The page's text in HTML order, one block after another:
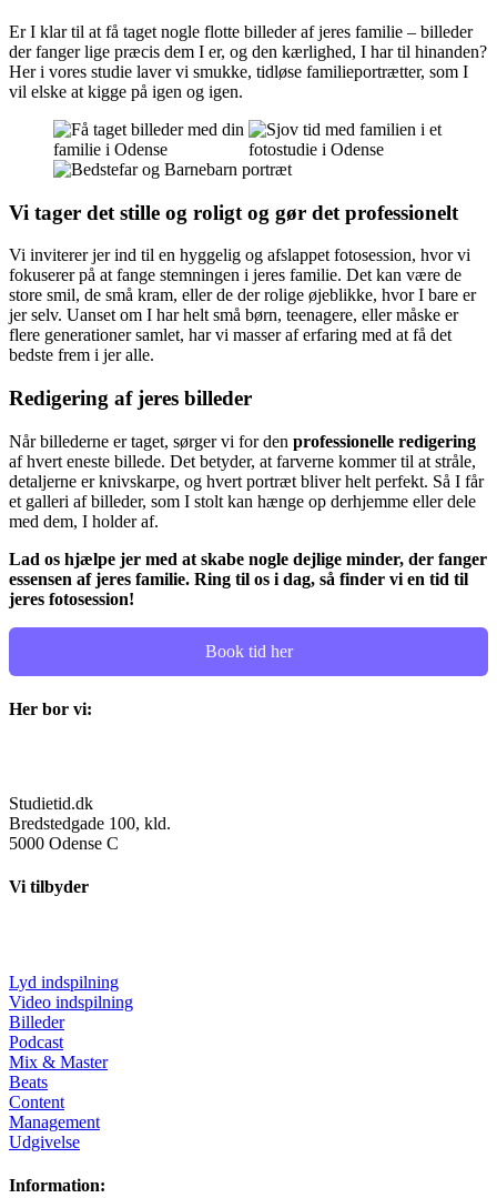
Er I klar til at få taget nogle flotte billeder af jeres familie – billeder
der fanger lige præcis dem I er, og den kærlighed, I har til hinanden?
Her i vores studie laver vi smukke, tidløse familieportrætter, som I
vil elske at kigge på igen og igen.
Vi tager det stille og roligt og gør det professionelt
Vi inviterer jer ind til en hyggelig og afslappet fotosession, hvor vi
fokuserer på at fange stemningen i jeres familie. Det kan være de
store smil, de små kram, eller de der rolige øjeblikke, hvor I bare er
jer selv. Uanset om I har helt små børn, teenagere, eller måske er
flere generationer samlet, har vi masser af erfaring med at få det
bedste frem i jer alle.
Redigering af jeres billeder
Når billederne er taget, sørger vi for den professionelle redigering
af hvert eneste billede. Det betyder, at farverne kommer til at stråle,
detaljerne er knivskarpe, og hvert portræt bliver helt perfekt. Så I får
et galleri af billeder, som I stolt kan hænge op derhjemme eller dele
med dem, I holder af.
Lad os hjælpe jer med at skabe nogle dejlige minder, der fanger
essensen af jeres familie. Ring til os i dag, så finder vi en tid til
jeres fotosession!
Book tid her
Her bor vi:
Studietid.dk
Bredstedgade 100, kld.
5000 Odense C
Vi tilbyder
Lyd indspilning
Video indspilning
Billeder
Podcast
Mix & Master
Beats
Content
Management
Udgivelse
Information: